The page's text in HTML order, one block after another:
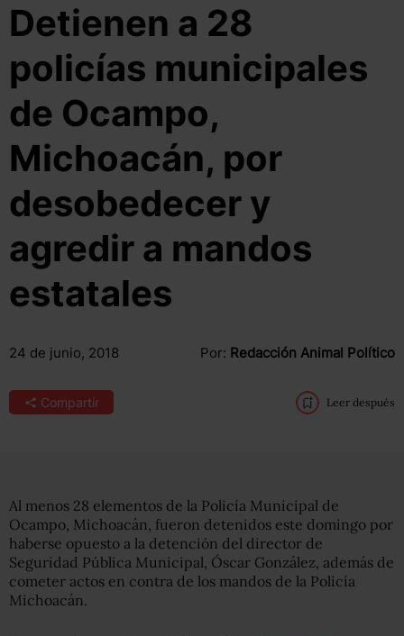
Detienen a 28
policías municipales
de Ocampo,
Michoacán, por
desobedecer y
agredir a mandos
estatales
24 de junio, 2018 Por: Redacción Animal Político
Compartir Leer después
Al menos 28 elementos de la Policía Municipal de
Ocampo, Michoacán, fueron detenidos este domingo por
haberse opuesto a la detención del director de
Seguridad Pública Municipal, Óscar González, además de
cometer actos en contra de los mandos de la Policía
Michoacán.